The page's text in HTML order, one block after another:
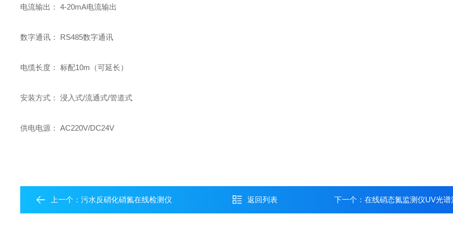
电流输出： 4-20mA电流输出
数字通讯： RS485数字通讯
电缆长度： 标配10m（可延长）
安装方式： 浸入式/流通式/管道式
供电电源： AC220V/DC24V
上一个：污水反硝化硝氮在线检测仪 返回列表 下一个： 在线硝态氮监测仪UV光谱